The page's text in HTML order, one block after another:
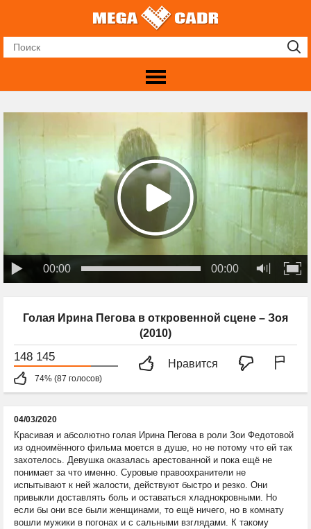
00:00 00:00
Голая Ирина Пегова в откровенной сцене – Зоя
(2010)
148 145
74% (87 голосов)
Нравится
04/03/2020
Красивая и абсолютно голая Ирина Пегова в роли Зои Федотовой
из одноимённого фильма моется в душе, но не потому что ей так
захотелось. Девушка оказалась арестованной и пока ещё не
понимает за что именно. Суровые правоохранители не
испытывают к ней жалости, действуют быстро и резко. Они
привыкли доставлять боль и оставаться хладнокровными. Но
если бы они все были женщинами, то ещё ничего, но в комнату
вошли мужики в погонах и с сальными взглядами. К такому